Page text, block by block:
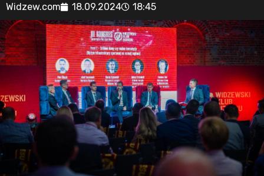
Widzew.com 18.09.2024 18:45